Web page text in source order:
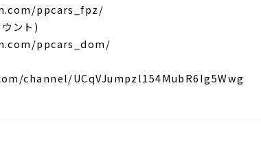
ppcars_fpz/
ント)
ppcars_dom/
channel/UCqVJumpzl154MubR6Ig5Wwg